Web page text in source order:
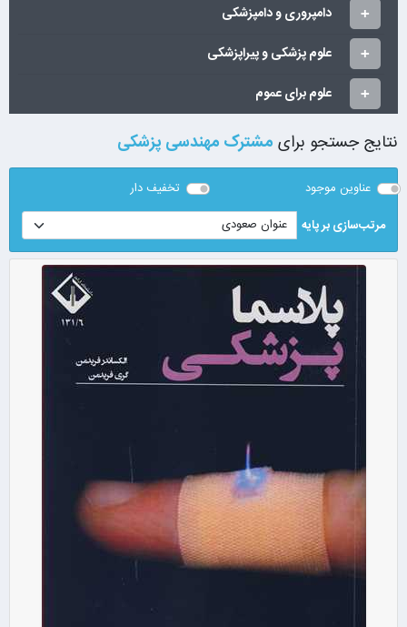
دامپروری و دامپزشکی
علوم پزشکی و پیراپزشکی
علوم برای عموم
نتایج جستجو برای مشترک مهندسی پزشکی
عناوین موجود
تخفیف دار
مرتب‌سازی بر پایه